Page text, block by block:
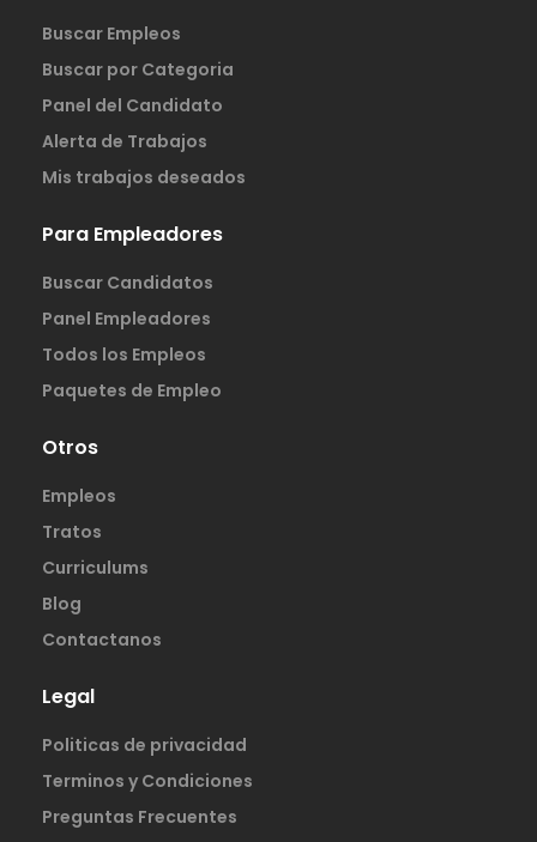
Buscar Empleos
Buscar por Categoria
Panel del Candidato
Alerta de Trabajos
Mis trabajos deseados
Para Empleadores
Buscar Candidatos
Panel Empleadores
Todos los Empleos
Paquetes de Empleo
Otros
Empleos
Tratos
Curriculums
Blog
Contactanos
Legal
Politicas de privacidad
Terminos y Condiciones
Preguntas Frecuentes